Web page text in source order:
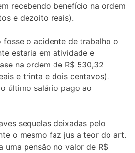
recebendo benefício na ordem
e dezoito reais).
fosse o acidente de trabalho o
estaria em atividade e
na ordem de R$ 530,32
e trinta e dois centavos),
último salário pago ao
sequelas deixadas pelo
o mesmo faz jus a teor do art.
uma pensão no valor de R$